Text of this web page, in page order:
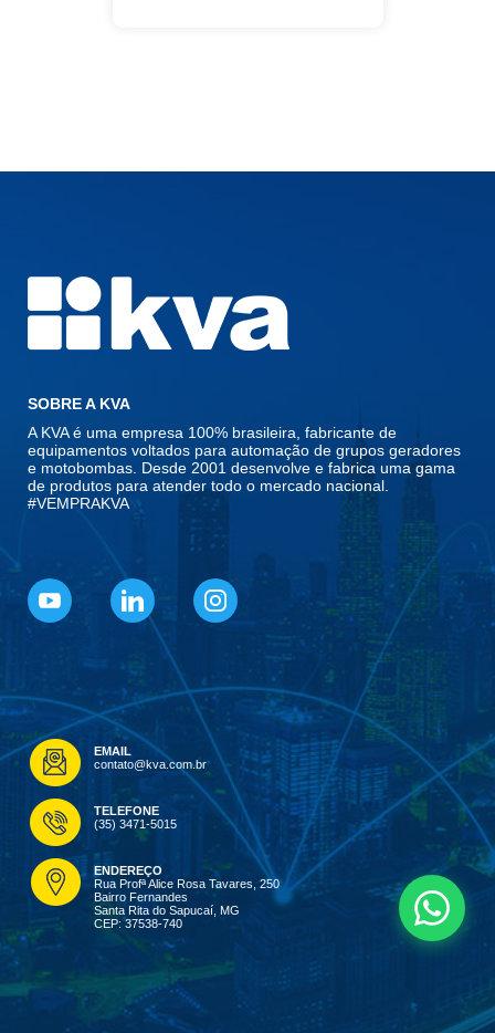
SOBRE A KVA
A KVA é uma empresa 100% brasileira, fabricante de
equipamentos voltados para automação de grupos geradores
e motobombas. Desde 2001 desenvolve e fabrica uma gama
de produtos para atender todo o mercado nacional.
#VEMPRAKVA
EMAIL
contato@kva.com.br
TELEFONE
(35) 3471-5015
ENDEREÇO
Rua Profª Alice Rosa Tavares, 250
Bairro Fernandes
Santa Rita do Sapucaí, MG
CEP: 37538-740